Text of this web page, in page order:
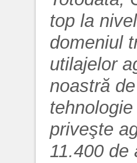
top la
domeniul
utilajelor
noastră
priveşte
11.400 de